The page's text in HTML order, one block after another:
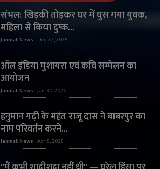
संभल: खिड़की तोड़कर घर में घुस गया युवक,
महिला से किया दुष्क...
Janmat News Dec 22, 2025
ऑल इंडिया मुशायरा एवं कवि सम्मेलन का
आयोजन
Janmat News Jan 30, 2026
हनुमान गढ़ी के महंत राजू दास ने बाबरपुर का
नाम परिवर्तन करने...
Janmat News Apr 5, 2025